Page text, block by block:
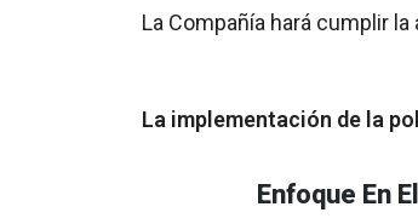
La Compañía hará cumplir
La implementación de la
Enfoque En